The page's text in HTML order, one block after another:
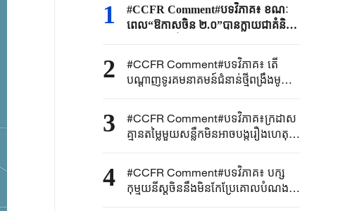
1
#CCFR Comment#បទវិភាគ៖ ខណៈ
ពេល“ឱកាសចិន ២.០”បានក្លាយជាគំនិត
ផលិតកម្ម”គ្រាន់តែជាការព្រួយបារម្ភខាង
នយោបាយប៉ុណ្ណោះ
2
#CCFR Comment#បទវិភាគ៖ តើ
បណ្តាញទូរគមនាគមន៍ជំនាន់ថ្មីពង្រឹងមូល
ដ្ឋានឌីជីថលនៃ “ផែនការអភិវឌ្ឍន៍
ជាតិ៥ឆ្នាំទី១៥ ”តាមរបៀបណា
3
#CCFR​ Comment#​បទវិភាគ៖ក្រដាស
គ្មានតម្លៃមួយសន្លឹកមិន​អាច​បង្ករឿង​ហេតុអ្វី
បានទេ ជប៉ុន​គួរ​បញ្ឈប់បង្ករឿងនៅ
សមុទ្រចិនខាងត្បូងឥឡូវនេះ
4
#CCFR Comment#បទវិភាគ៖ បក្ស
កុម្មុយនីស្តចិននឹងមិនកែប្រែគោលបំណង
ដើម និងឆន្ទៈដ៏រឹងមាំរបស់ខ្លួន ដើម្បីសម្រេច